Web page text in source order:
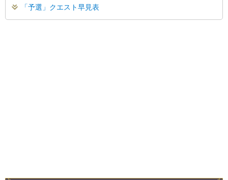
「予選」クエスト早見表